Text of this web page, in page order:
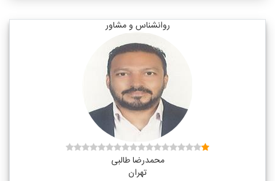
روانشناس و مشاور
محمدرضا طالبی
تهران